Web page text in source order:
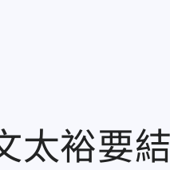
太裕